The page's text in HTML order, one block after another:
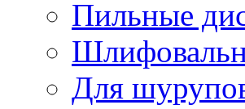
Пильные
Для